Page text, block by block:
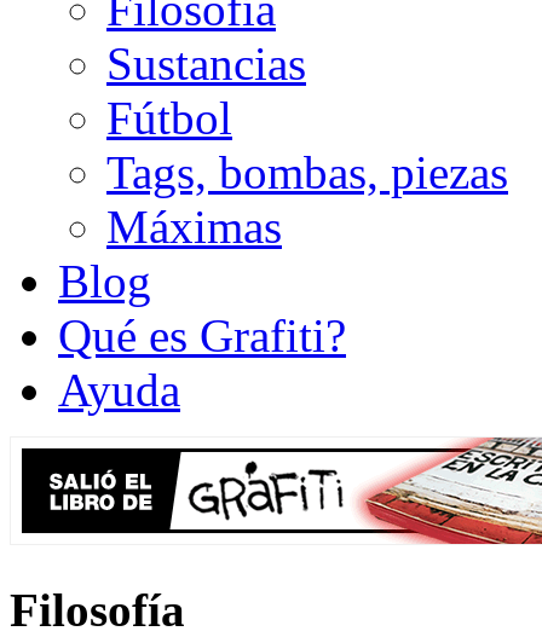
Sustancias
Fútbol
Tags, bombas, piezas
Máximas
Blog
Qué es Grafiti?
Ayuda
Filosofía